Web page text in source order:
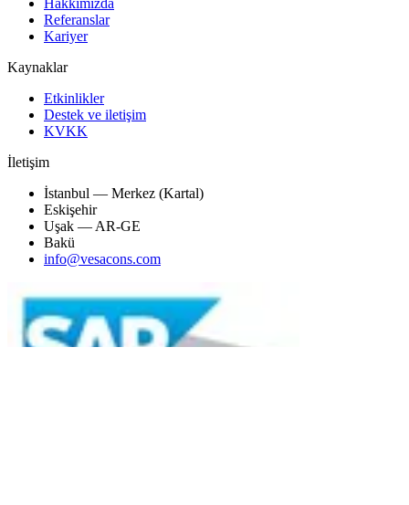
Hakkımızda
Referanslar
Kariyer
Kaynaklar
Etkinlikler
Destek ve iletişim
KVKK
İletişim
İstanbul — Merkez (Kartal)
Eskişehir
Uşak — AR-GE
Bakü
info@vesacons.com